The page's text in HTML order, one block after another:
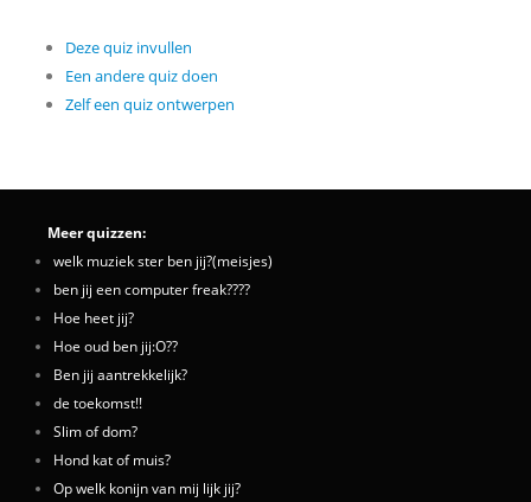
Deze quiz invullen
Een andere quiz doen
Zelf een quiz ontwerpen
Meer quizzen:
welk muziek ster ben jij?(meisjes)
ben jij een computer freak????
Hoe heet jij?
Hoe oud ben jij:O??
Ben jij aantrekkelijk?
de toekomst!!
Slim of dom?
Hond kat of muis?
Op welk konijn van mij lijk jij?